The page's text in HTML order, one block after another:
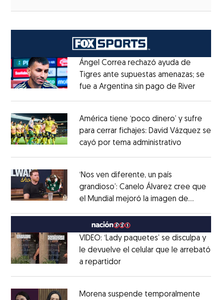
Ángel Correa rechazó ayuda de
Tigres ante supuestas amenazas; se
fue a Argentina sin pago de RiverOpens
América tiene ‘poco dinero’ y sufre
para cerrar fichajes: David Vázquez se
cayó por tema administrativo
‘Nos ven diferente, un país
grandioso’: Canelo Álvarez cree que
el Mundial mejoró la imagen de
VIDEO: ‘Lady paquetes’ se disculpa y
le devuelve el celular que le arrebató
a repartidorOpens in new window
Morena suspende temporalmente